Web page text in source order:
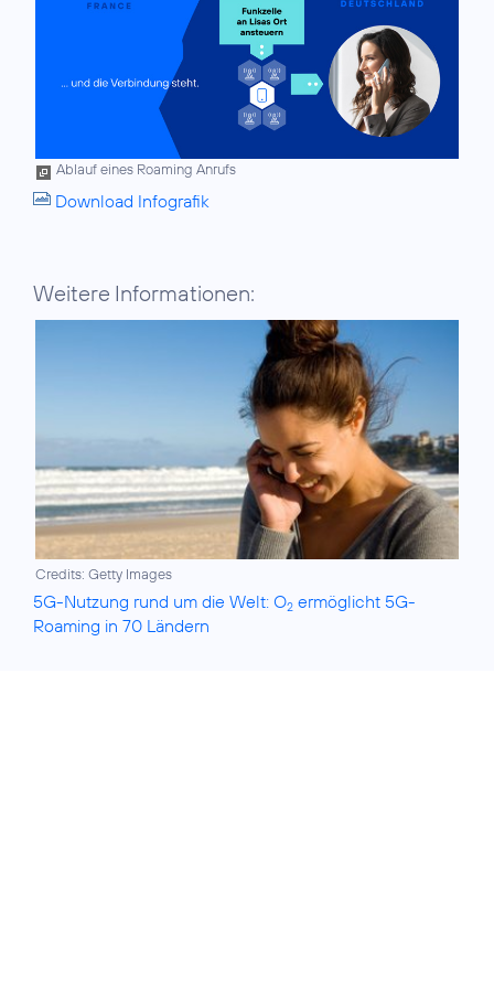
Ablauf eines Roaming Anrufs
Download Infografik
Weitere Informationen:
Credits: Getty Images
5G-Nutzung rund um die Welt: O2 ermöglicht 5G-
Roaming in 70 Ländern